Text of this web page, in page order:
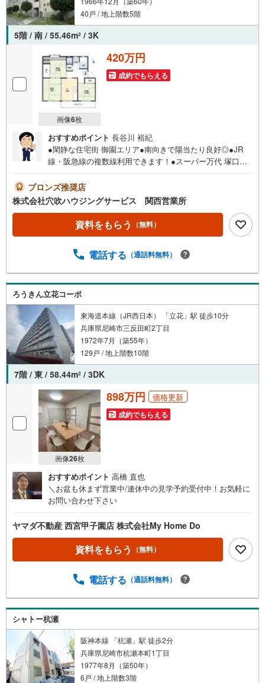
40戸 / 地上階数5階
5階 / 南 / 55.46m2 / 3K
画像6枚
420万円
成約でもらえる
おすすめポイント 長谷川 裕紀
●閑静な住宅街 御園エリア●南向きで陽当たり良好◎●JR
線・阪急線の複数線利用できます！●スーパー万代 塚口店
気軽にお問合せください！※家具・家電・什器は付帯しませ
ん。
ブロンズ推奨店
株式会社穴吹ハウジングサービス 関西営業所
資料をもらう （無料）
電話する （通話料無料）
ろうきん立花コーポ
東海道本線（JR西日本） 「立花」駅 徒歩10分
兵庫県尼崎市三反田町2丁目
1972年7月（築55年）
129戸 / 地上階数10階
7階 / 東 / 58.44m2 / 3DK
画像26枚
898万円 価格更新
成約でもらえる
おすすめポイント 高橋 直也
＼お盆も休まず営業中/連休中の見学予約受付中！お気軽に
お問い合わせ下さい
ヤマダ不動産 西宮甲子園店 株式会社My Home Do
資料をもらう （無料）
電話する （通話料無料）
シャトー杭瀬
阪神本線 「杭瀬」駅 徒歩2分
兵庫県尼崎市杭瀬本町1丁目
1977年8月（築50年）
6戸 / 地上階数3階